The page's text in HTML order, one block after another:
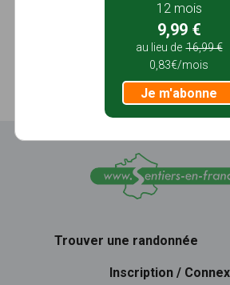
Trouver une randonnée
Inscription /
12 mois
9,99 €
au lieu de 16,99 €
0,83€/mois
Je m'abonne